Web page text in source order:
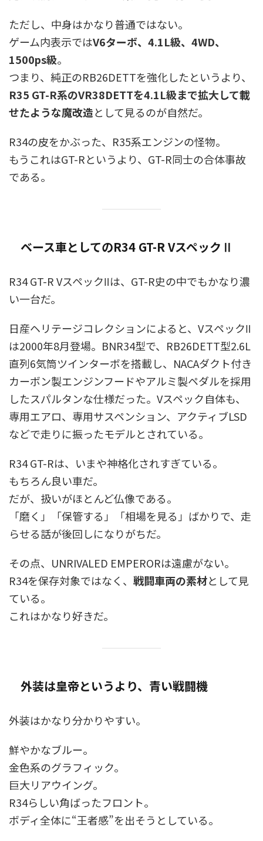
ただし、中身はかなり普通ではない。
ゲーム内表示ではV6ターボ、4.1L級、4WD、
1500ps級。
つまり、純正のRB26DETTを強化したというより、
R35 GT-R系のVR38DETTを4.1L級まで拡大して載
せたような魔改造として見るのが自然だ。
R34の皮をかぶった、R35系エンジンの怪物。
もうこれはGT-Rというより、GT-R同士の合体事故
である。
ベース車としてのR34 GT-R VスペックⅡ
R34 GT-R VスペックⅡは、GT-R史の中でもかなり濃
い一台だ。
日産ヘリテージコレクションによると、VスペックⅡ
は2000年8月登場。BNR34型で、RB26DETT型2.6L
直列6気筒ツインターボを搭載し、NACAダクト付き
カーボン製エンジンフードやアルミ製ペダルを採用
したスパルタンな仕様だった。Vスペック自体も、
専用エアロ、専用サスペンション、アクティブLSD
などで走りに振ったモデルとされている。
R34 GT-Rは、いまや神格化されすぎている。
もちろん良い車だ。
だが、扱いがほとんど仏像である。
「磨く」「保管する」「相場を見る」ばかりで、走
らせる話が後回しになりがちだ。
その点、UNRIVALED EMPERORは遠慮がない。
R34を保存対象ではなく、 戦闘車両の素材として見
ている。
これはかなり好きだ。
外装は皇帝というより、青い戦闘機
外装はかなり分かりやすい。
鮮やかなブルー。
金色系のグラフィック。
巨大リアウイング。
R34らしい角ばったフロント。
ボディ全体に“王者感”を出そうとしている。